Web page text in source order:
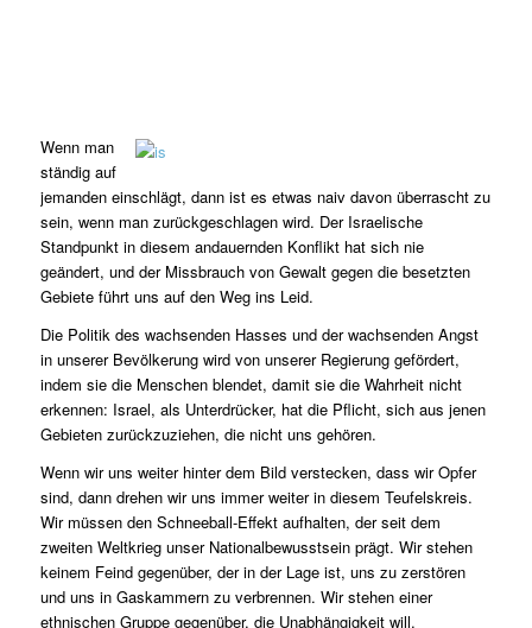
Wenn man
ständig auf
jemanden einschlägt, dann ist es etwas naiv davon überrascht zu
sein, wenn man zurückgeschlagen wird. Der Israelische
Standpunkt in diesem andauernden Konflikt hat sich nie
geändert, und der Missbrauch von Gewalt gegen die besetzten
Gebiete führt uns auf den Weg ins Leid.
Die Politik des wachsenden Hasses und der wachsenden Angst
in unserer Bevölkerung wird von unserer Regierung gefördert,
indem sie die Menschen blendet, damit sie die Wahrheit nicht
erkennen: Israel, als Unterdrücker, hat die Pflicht, sich aus jenen
Gebieten zurückzuziehen, die nicht uns gehören.
Wenn wir uns weiter hinter dem Bild verstecken, dass wir Opfer
sind, dann drehen wir uns immer weiter in diesem Teufelskreis.
Wir müssen den Schneeball-Effekt aufhalten, der seit dem
zweiten Weltkrieg unser Nationalbewusstsein prägt. Wir stehen
keinem Feind gegenüber, der in der Lage ist, uns zu zerstören
und uns in Gaskammern zu verbrennen. Wir stehen einer
ethnischen Gruppe gegenüber, die Unabhängigkeit will.